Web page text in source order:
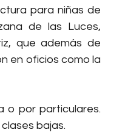
para niñas de
de las Luces,
que además de
en oficios como la
o por particulares.
bajas.